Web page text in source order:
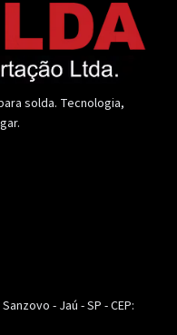
solda. Tecnologia,
- Jaú - SP - CEP: